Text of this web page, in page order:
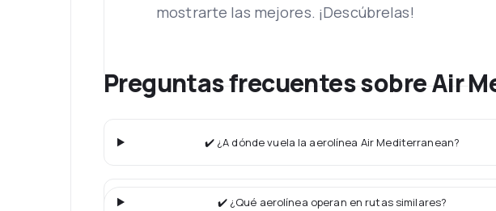
mostrarte las mejores. ¡Descúbrelas!
Preguntas frecuentes sobre Air
✔️ ¿A dónde vuela la aerolínea Air Mediterranean?
✔️ ¿Qué aerolínea operan en rutas similares?